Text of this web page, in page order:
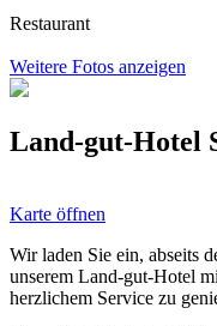
Restaurant
Weitere Fotos anzeigen
Land-gut-Hotel
Karte öffnen
Wir laden Sie ein, abseits
unserem Land-gut-Hotel
herzlichem Service zu